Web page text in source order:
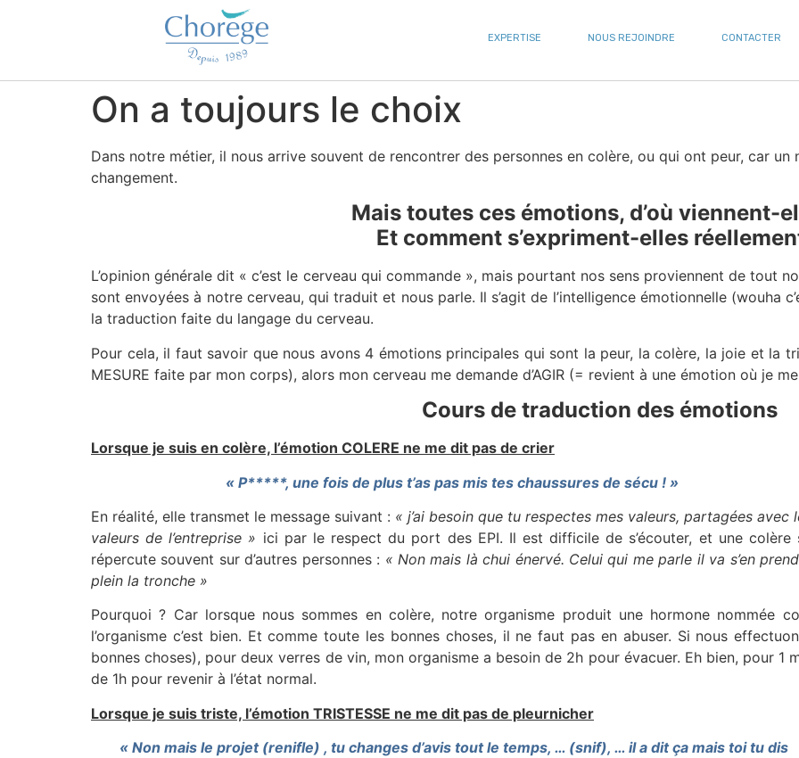
EXPERTISE NOUS REJOINDRE CONTACTER
On a toujours le choix
Dans notre métier, il nous arrive souvent de rencontrer des personnes en colère, ou qui ont peur, car
changement.
Mais toutes ces émotions, d’où viennent-
Et comment s’expriment-elles
L’opinion générale dit « c’est le cerveau qui commande », mais pourtant nos sens proviennent de tout
sont envoyées à notre cerveau, qui traduit et nous parle. Il s’agit de l’intelligence émotionnelle (wouha
la traduction faite du langage du cerveau.
Pour cela, il faut savoir que nous avons 4 émotions principales qui sont la peur, la colère, la joie et la
MESURE faite par mon corps), alors mon cerveau me demande d’AGIR (= revient à une émotion où je
Cours de traduction des émotions
Lorsque je suis en colère, l’émotion COLERE ne me dit pas de crier
« P*****, une fois de plus t’as pas mis tes chaussures de sécu ! »
En réalité, elle transmet le message suivant : « j’ai besoin que tu respectes mes valeurs, partagées avec
valeurs de l’entreprise » ici par le respect du port des EPI. Il est difficile de s’écouter, et une colère
répercute souvent sur d’autres personnes : « Non mais là chui énervé. Celui qui me parle il va s’en
plein la tronche »
Pourquoi ? Car lorsque nous sommes en colère, notre organisme produit une hormone nommée
l’organisme c’est bien. Et comme toute les bonnes choses, il ne faut pas en abuser. Si nous
bonnes choses), pour deux verres de vin, mon organisme a besoin de 2h pour évacuer. Eh bien, pour 1
de 1h pour revenir à l’état normal.
Lorsque je suis triste, l’émotion TRISTESSE ne me dit pas de pleurnicher
« Non mais le projet (renifle) , tu changes d’avis tout le temps, … (snif), … il a dit ça mais toi tu dis